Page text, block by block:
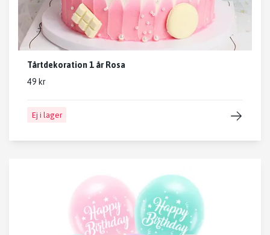
Tårtdekoration 1 år Rosa
49 kr
Ej i lager